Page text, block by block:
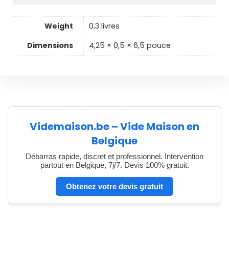
Weight
0,3 livres
Dimensions
4,25 × 0,5 × 6,5 pouce
Videmaison.be – Vide Maison en
Belgique
Débarras rapide, discret et professionnel. Intervention
partout en Belgique, 7j/7. Devis 100% gratuit.
Obtenez votre devis gratuit